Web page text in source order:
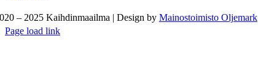
– 2025 Kaihdinmaailma | Design by Mainostoimisto Oljemark
Page load link